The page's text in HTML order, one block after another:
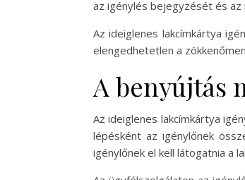
az igénylés bejegyzését és az
Az ideiglenes lakcímkártya
elengedhetetlen a
A benyújtás
Az ideiglenes lakcímkártya
lépésként az igénylőnek
igénylőnek el kell látogatnia a